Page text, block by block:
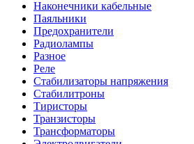
Наконечники кабельные
Паяльники
Предохранители
Радиолампы
Разное
Реле
Стабилизаторы напряжения
Стабилитроны
Тиристоры
Транзисторы
Трансформаторы